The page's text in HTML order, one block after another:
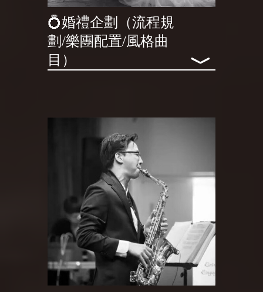
💍婚禮企劃（流程規
劃/樂團配置/風格曲
目）
﹀